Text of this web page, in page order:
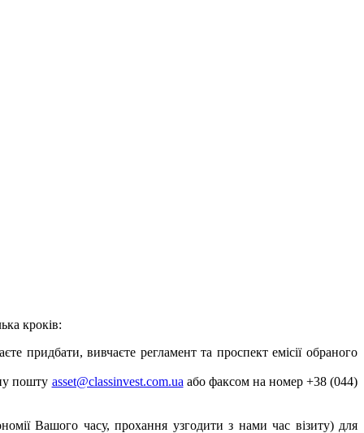
кроків:
придбати, вивчаєте регламент та проспект емісії обраного
пошту asset@classinvest.com.ua або факсом на номер +38 (044)
Вашого часу, прохання узгодити з нами час візиту) для